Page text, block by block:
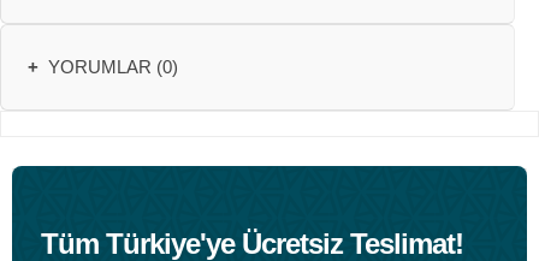
+ YORUMLAR (0)
Tüm Türkiye'ye Ücretsiz Teslimat!